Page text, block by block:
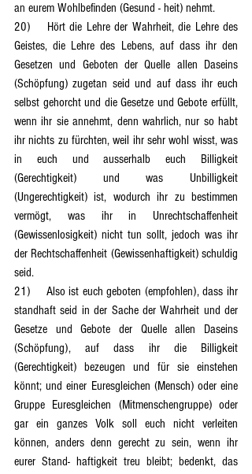
an eurem Wohlbefinden (Gesund - heit) nehmt.
20)	Hört die Lehre der Wahrheit, die Lehre des
Geistes, die Lehre des Lebens, auf dass ihr den
Gesetzen und Geboten der Quelle allen Daseins
(Schöpfung) zugetan seid und auf dass ihr euch
selbst gehorcht und die Gesetze und Gebote erfüllt,
wenn ihr sie annehmt, denn wahrlich, nur so habt
ihr nichts zu fürchten, weil ihr sehr wohl wisst, was
in euch und ausserhalb euch Billigkeit
(Gerechtigkeit) und was Unbilligkeit
(Ungerechtigkeit) ist, wodurch ihr zu bestimmen
vermögt, was ihr in Unrechtschaffenheit
(Gewissenlosigkeit) nicht tun sollt, jedoch was ihr
der Rechtschaffenheit (Gewissenhaftigkeit) schuldig
seid.
21)	Also ist euch geboten (empfohlen), dass ihr
standhaft seid in der Sache der Wahrheit und der
Gesetze und Gebote der Quelle allen Daseins
(Schöpfung), auf dass ihr die Billigkeit
(Gerechtigkeit) bezeugen und für sie einstehen
könnt; und einer Euresgleichen (Mensch) oder eine
Gruppe Euresgleichen (Mitmenschengruppe) oder
gar ein ganzes Volk soll euch nicht verleiten
können, anders denn gerecht zu sein, wenn ihr
eurer Stand- haftigkeit treu bleibt; bedenkt, das